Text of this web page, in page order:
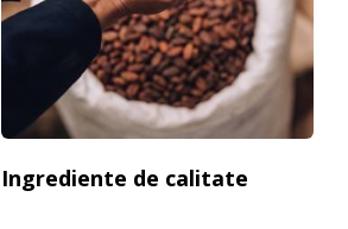
Ingrediente de calitate